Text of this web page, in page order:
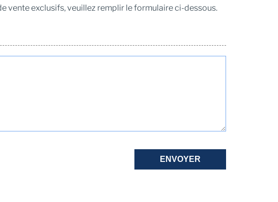
vente exclusifs, veuillez remplir le formulaire ci-dessous.
ENVOYER